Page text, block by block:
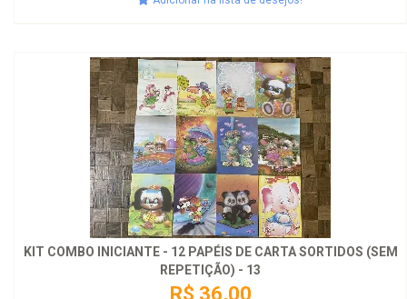
KIT COMBO INICIANTE - 12 PAPÉIS DE CARTA SORTIDOS (SEM
REPETIÇÃO) - 13
R$ 36,00